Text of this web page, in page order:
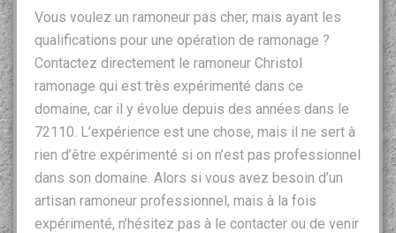
Vous voulez un ramoneur pas cher, mais ayant les
qualifications pour une opération de ramonage ?
Contactez directement le ramoneur Christol
ramonage qui est très expérimenté dans ce
domaine, car il y évolue depuis des années dans le
72110. L’expérience est une chose, mais il ne sert à
rien d’être expérimenté si on n’est pas professionnel
dans son domaine. Alors si vous avez besoin d’un
artisan ramoneur professionnel, mais à la fois
expérimenté, n’hésitez pas à le contacter ou de venir